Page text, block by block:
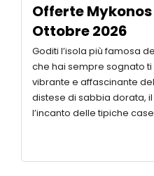
Offerte
Ottobre 2026
Goditi l’isola più famosa
che hai sempre sognato ti
vibrante e affascinante
distese di sabbia dorata,
l’incanto delle tipiche